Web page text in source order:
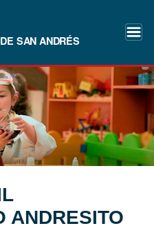
SAN ANDRÉS
ANDRESITO